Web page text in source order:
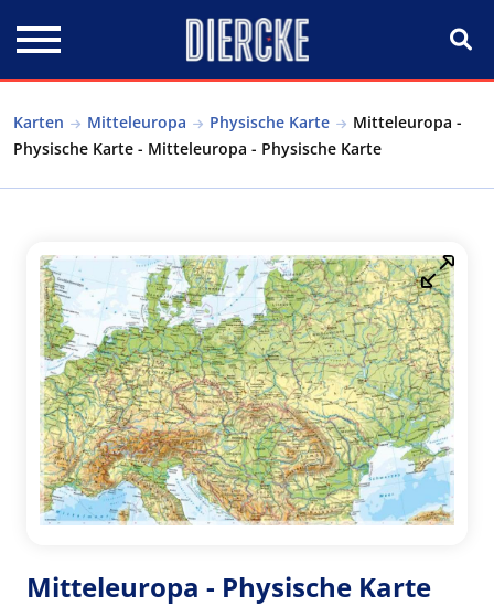
Karten Mitteleuropa Physische Karte
Mitteleuropa -
Physische Karte - Mitteleuropa - Physische Karte
Mitteleuropa - Physische Karte